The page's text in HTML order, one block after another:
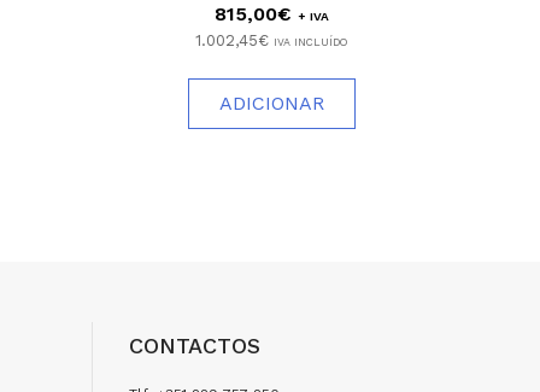
815,00€ + IVA
1.002,45€ IVA INCLUÍDO
ADICIONAR
CONTACTOS